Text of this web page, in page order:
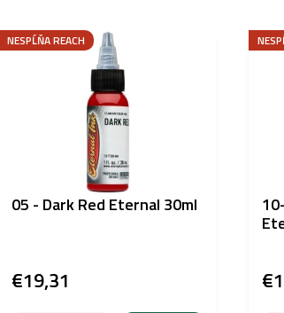
NESPĹŇA REACH
05 - Dark Red Eternal 30ml
€19,31